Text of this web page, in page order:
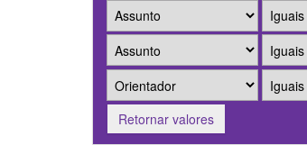
Retornar valores